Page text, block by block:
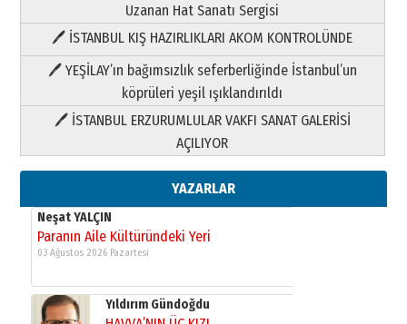
Uzanan Hat Sanatı Sergisi
🖊 İSTANBUL KIŞ HAZIRLIKLARI AKOM KONTROLÜNDE
🖊 YEŞİLAY’ın bağımsızlık seferberliğinde İstanbul’un
köprüleri yeşil ışıklandırıldı
🖊 İSTANBUL ERZURUMLULAR VAKFI SANAT GALERİSİ
AÇILIYOR
YAZARLAR
Yıldırım Gündoğdu
HAVVA’NIN ÜÇ KIZI
09 Temmuz 2026 Perşembe
Yusuf POLAT
Şampiyonluk Sebahattin Şirin’e
11 Mayıs 2026 Pazartesi
Neşat YALÇIN
Paranın Aile Kültüründeki Yeri
03 Ağustos 2026 Pazartesi
Yıldırım Gündoğdu